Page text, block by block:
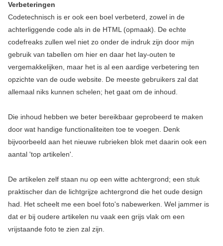
Verbeteringen
Codetechnisch is er ook een boel verbeterd, zowel in de
achterliggende code als in de HTML (opmaak). De echte
codefreaks zullen wel niet zo onder de indruk zijn door mijn
gebruik van tabellen om hier en daar het lay-outen te
vergemakkelijken, maar het is al een aardige verbetering ten
opzichte van de oude website. De meeste gebruikers zal dat
allemaal niks kunnen schelen; het gaat om de inhoud.
Die inhoud hebben we beter bereikbaar geprobeerd te maken
door wat handige functionaliteiten toe te voegen. Denk
bijvoorbeeld aan het nieuwe rubrieken blok met daarin ook een
aantal 'top artikelen'.
De artikelen zelf staan nu op een witte achtergrond; een stuk
praktischer dan de lichtgrijze achtergrond die het oude design
had. Het scheelt me een boel foto's nabewerken. Wel jammer is
dat er bij oudere artikelen nu vaak een grijs vlak om een
vrijstaande foto te zien zal zijn.